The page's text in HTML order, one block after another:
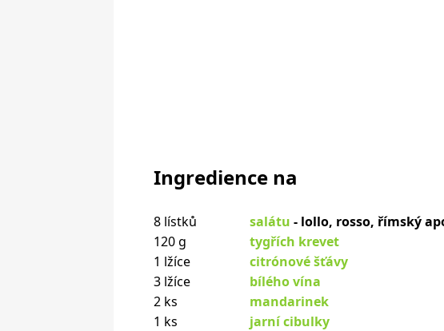
Ingredience na
8 lístků salátu - lollo, rosso, římský
120 g
tygřích krevet
1 lžíce
citrónové šťávy
3 lžíce
bílého vína
2 ks
mandarinek
1 ks
jarní cibulky